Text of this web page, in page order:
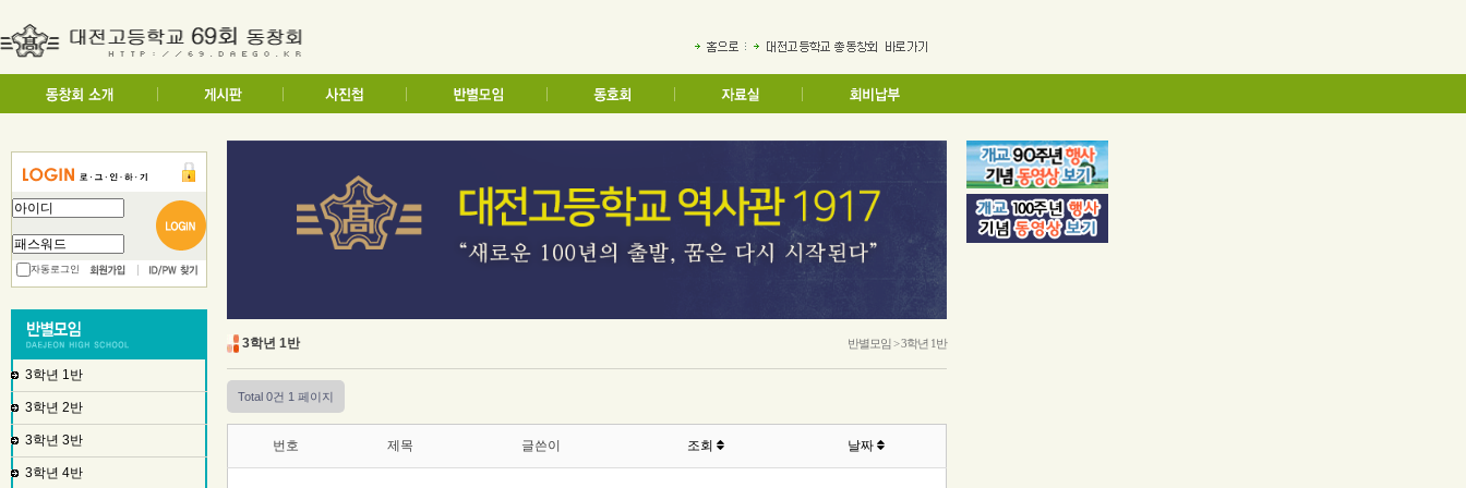
자동로그인
3학년 1반
3학년 2반
3학년 3반
3학년 4반
3학년 1반 반별모임 > 3학년 1반
Total 0건 1 페이지
번호 제목 글쓴이 조회 날짜